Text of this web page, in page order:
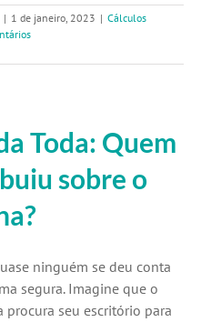
| 1 de janeiro, 2023 | Cálculos
Toda: Quem
sobre o
ninguém se deu conta
segura. Imagine que o
procura seu escritório para